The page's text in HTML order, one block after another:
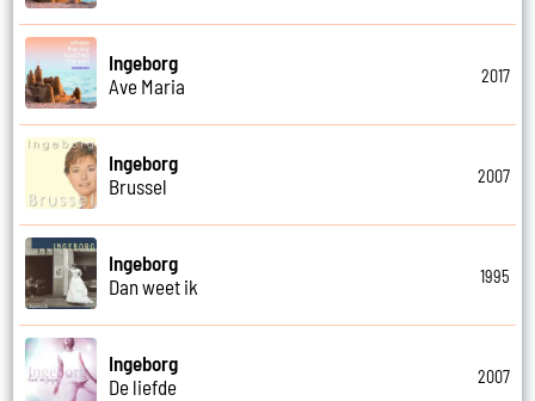
Ingeborg
Ave Maria
2017
Ingeborg
Brussel
2007
Ingeborg
Dan weet ik
1995
Ingeborg
De liefde
2007